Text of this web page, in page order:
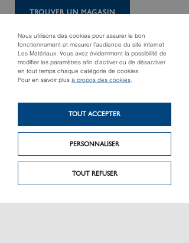
Nous utilisons des cookies pour assurer le bon
fonctionnement et mesurer l’audience du site internet
Les Matériaux. Vous avez évidemment la possibilité de
modifier les paramètres afin d’activer ou de désactiver
en tout temps chaque catégorie de cookies.
Pour en savoir plus à propos des cookies.
TOUT REFUSER
PERSONNALISER
TOUT ACCEPTER
TROUVER UN MAGASIN
Produit précédent
Isobox 12 et 18
Projecteur mobile
LED 10 W / 1 000